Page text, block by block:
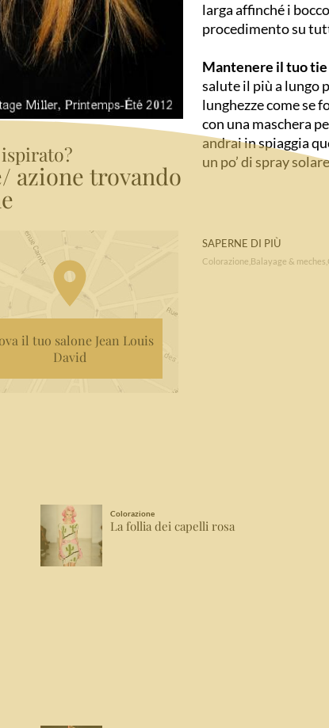
azione trovando
il tuo salone Jean Louis
David
larga affinché i
procedimento su
Mantenere il tuo tie
salute il più a lungo
lunghezze come se
con una maschera
andrai in spiaggia
un po’ di spray
SAPERNE DI PIÙ
Colorazione Balayage & meches
Colorazione
La follia dei capelli rosa